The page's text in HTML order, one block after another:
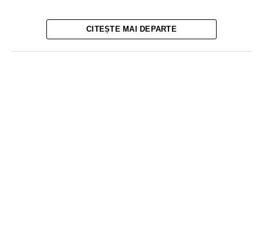
CITEȘTE MAI DEPARTE